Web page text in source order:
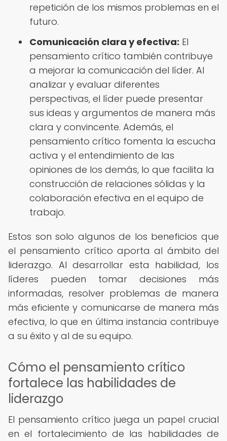
repetición de los mismos problemas en el
futuro.
Comunicación clara y efectiva: El
pensamiento crítico también contribuye
a mejorar la comunicación del líder. Al
analizar y evaluar diferentes
perspectivas, el líder puede presentar
sus ideas y argumentos de manera más
clara y convincente. Además, el
pensamiento crítico fomenta la escucha
activa y el entendimiento de las
opiniones de los demás, lo que facilita la
construcción de relaciones sólidas y la
colaboración efectiva en el equipo de
trabajo.
Estos son solo algunos de los beneficios que
el pensamiento crítico aporta al ámbito del
liderazgo. Al desarrollar esta habilidad, los
líderes pueden tomar decisiones más
informadas, resolver problemas de manera
más eficiente y comunicarse de manera más
efectiva, lo que en última instancia contribuye
a su éxito y al de su equipo.
Cómo el pensamiento crítico
fortalece las habilidades de
liderazgo
El pensamiento crítico juega un papel crucial
en el fortalecimiento de las habilidades de